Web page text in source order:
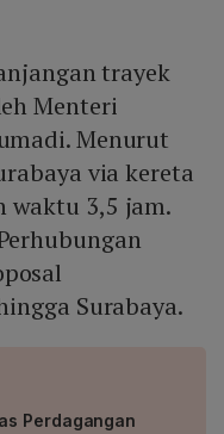
trayek
Menteri
Menurut
via kereta
waktu 3,5 jam.
Surabaya.
Perdagangan